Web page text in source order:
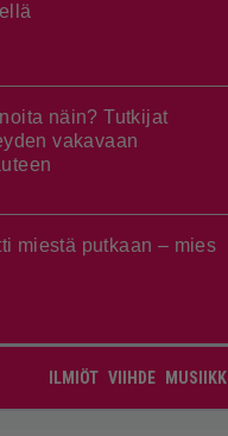
näin? Tutkijat
vakavaan
miestä putkaan – mies
ILMIÖT VIIHDE MUSIIKKI